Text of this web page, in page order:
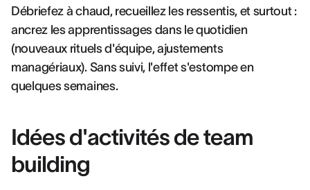
Débriefez à chaud, recueillez les ressentis, et surtout :
ancrez les apprentissages dans le quotidien
(nouveaux rituels d'équipe, ajustements
managériaux). Sans suivi, l'effet s'estompe en
quelques semaines.
Idées d'activités de team
building